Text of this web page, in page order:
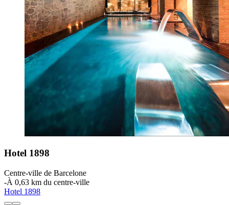
Hotel 1898
Centre-ville de Barcelone
‐À 0,63 km du centre-ville
Hotel 1898